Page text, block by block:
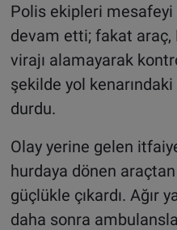
Polis ekipleri
devam etti; fakat araç,
virajı alamayarak
şekilde yol
durdu.
Olay yerine gelen
hurdaya dönen
güçlükle çıkardı. Ağır
daha sonra